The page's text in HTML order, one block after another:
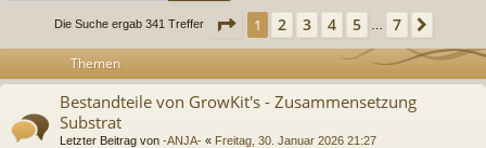
Die Suche ergab 341 Treffer Seite 1 von 7
1 2 3 4 5 7
Themen
Bestandteile von GrowKit's - Zusammensetzung
Substrat
Letzter Beitrag von -ANJA- « Freitag, 30. Januar 2026 21:27